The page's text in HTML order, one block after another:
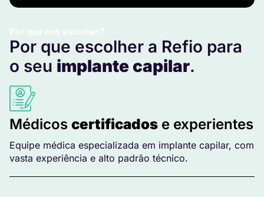
Por que nos escolher?
Por que escolher a Refio para
o seu implante capilar.
Médicos certificados e experientes
Equipe médica especializada em implante capilar, com
vasta experiência e alto padrão técnico.